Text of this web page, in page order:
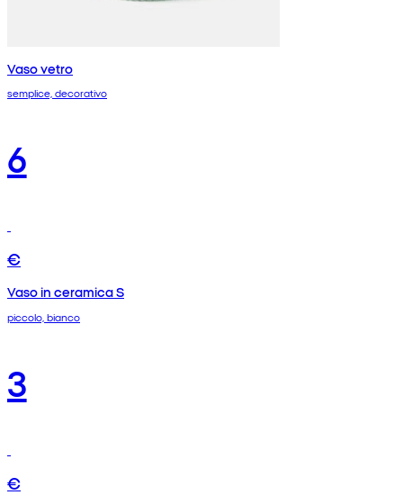
Vaso vetro
semplice, decorativo
6
€
Vaso in ceramica S
piccolo, bianco
3
€